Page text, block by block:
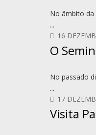
No âmbito da
...
16
O
No passado
...
17
Visita